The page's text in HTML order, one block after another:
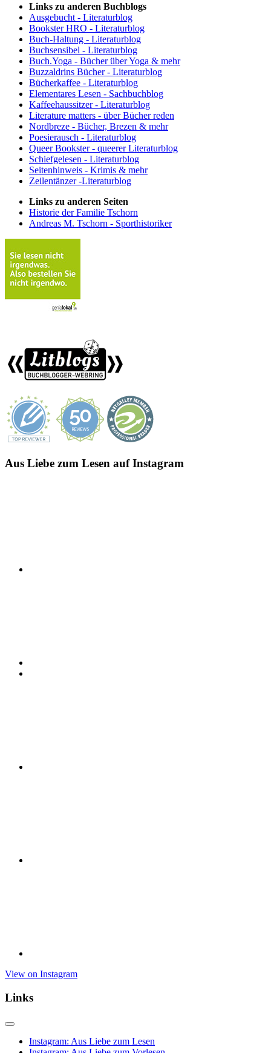
Links zu anderen Buchblogs
Ausgebucht - Literaturblog
Bookster HRO - Literaturblog
Buch-Haltung - Literaturblog
Buchsensibel - Literaturblog
Buch.Yoga - Bücher über Yoga & mehr
Buzzaldrins Bücher - Literaturblog
Bücherkaffee - Literaturblog
Elementares Lesen - Sachbuchblog
Kaffeehaussitzer - Literaturblog
Literature matters - über Bücher reden
Nordbreze - Bücher, Brezen & mehr
Poesierausch - Literaturblog
Queer Bookster - queerer Literaturblog
Schiefgelesen - Literaturblog
Seitenhinweis - Krimis & mehr
Zeilentänzer -Literaturblog
Links zu anderen Seiten
Historie der Familie Tschorn
Andreas M. Tschorn - Sporthistoriker
Aus Liebe zum Lesen auf Instagram
View on Instagram
Links
Instagram: Aus Liebe zum Lesen